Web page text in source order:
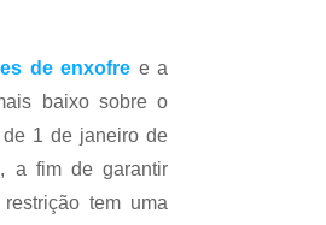
de enxofre e a
baixo sobre o
1 de janeiro de
a fim de garantir
tem uma